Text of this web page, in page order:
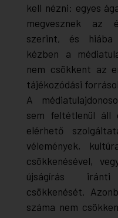
kell nézni: egyes
megvesznek az
szerint, és hiába
kézben a
nem csökkent az
tájékozódási
A
sem feltétlenül áll
elérhető
vélemények,
csökkenésével,
újságírás
csökkenését.
száma nem